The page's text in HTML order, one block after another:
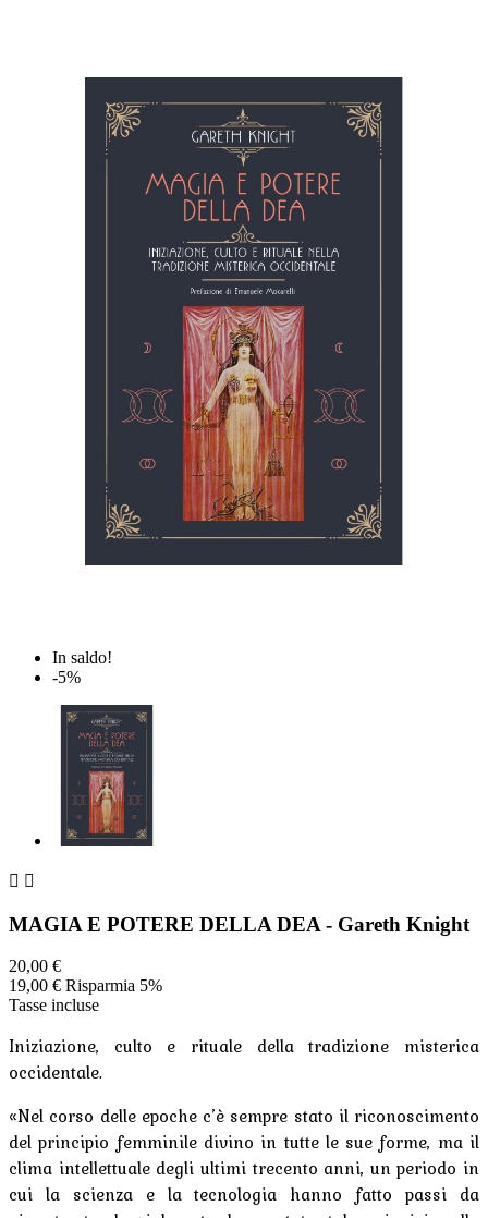
In saldo!
-5%
 
MAGIA E POTERE DELLA DEA - Gareth Knight
20,00 €
19,00 € Risparmia 5%
Tasse incluse
Iniziazione, culto e rituale della tradizione misterica
occidentale.
«Nel corso delle epoche c’è sempre stato il riconoscimento
del principio femminile divino in tutte le sue forme, ma il
clima intellettuale degli ultimi trecento anni, un periodo in
cui la scienza e la tecnologia hanno fatto passi da